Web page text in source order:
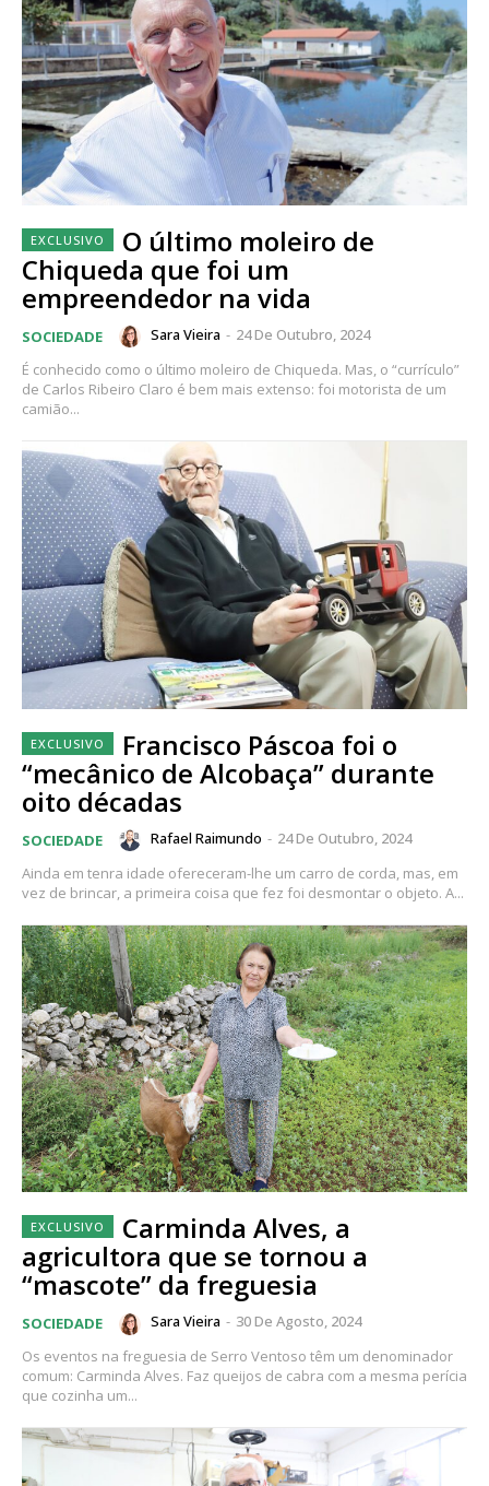
O último moleiro de
Chiqueda que foi um
empreendedor na vida
SOCIEDADE Sara Vieira - 24 De Outubro, 2024
É conhecido como o último moleiro de Chiqueda. Mas, o “currículo”
de Carlos Ribeiro Claro é bem mais extenso: foi motorista de um
camião...
Francisco Páscoa foi o
“mecânico de Alcobaça” durante
oito décadas
SOCIEDADE Rafael Raimundo - 24 De Outubro, 2024
Ainda em tenra idade ofereceram-lhe um carro de corda, mas, em
vez de brincar, a primeira coisa que fez foi desmontar o objeto. A...
Carminda Alves, a
agricultora que se tornou a
“mascote” da freguesia
SOCIEDADE Sara Vieira - 30 De Agosto, 2024
Os eventos na freguesia de Serro Ventoso têm um denominador
comum: Carminda Alves. Faz queijos de cabra com a mesma perícia
que cozinha um...